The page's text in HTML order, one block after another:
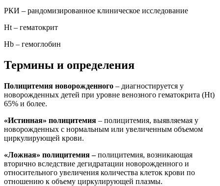
РКИ – рандомизированное клиническое исследование
Ht – гематокрит
Hb – гемоглобин
Термины и определения
Полицитемия новорожденного – диагностируется у
новорожденных детей при уровне венозного гематокрита (Ht)
65% и более.
«Истинная» полицитемия – полицитемия, выявляемая у
новорожденных с нормальным или увеличенным объемом
циркулирующей крови.
«Ложная» полицитемия –полицитемия, возникающая
вторично вследствие дегидратации новорожденного и
относительного увеличения количества клеток крови по
отношению к объему циркулирующей плазмы.